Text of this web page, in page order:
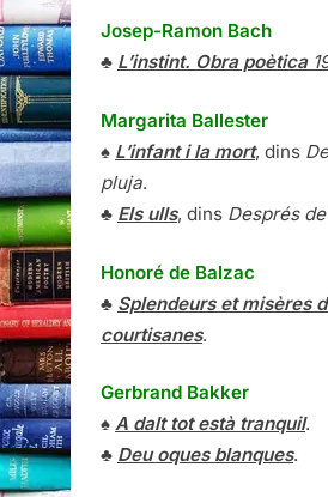
Josep-Ramon Bach
♣ L’instint. Obra poètica
Margarita Ballester
♠ L’infant i la mort, dins
pluja.
♣ Els ulls, dins Després
Honoré de Balzac
♣ Splendeurs et misères
courtisanes.
Gerbrand Bakker
♠ A dalt tot està tranquil.
♣ Deu oques blanques.